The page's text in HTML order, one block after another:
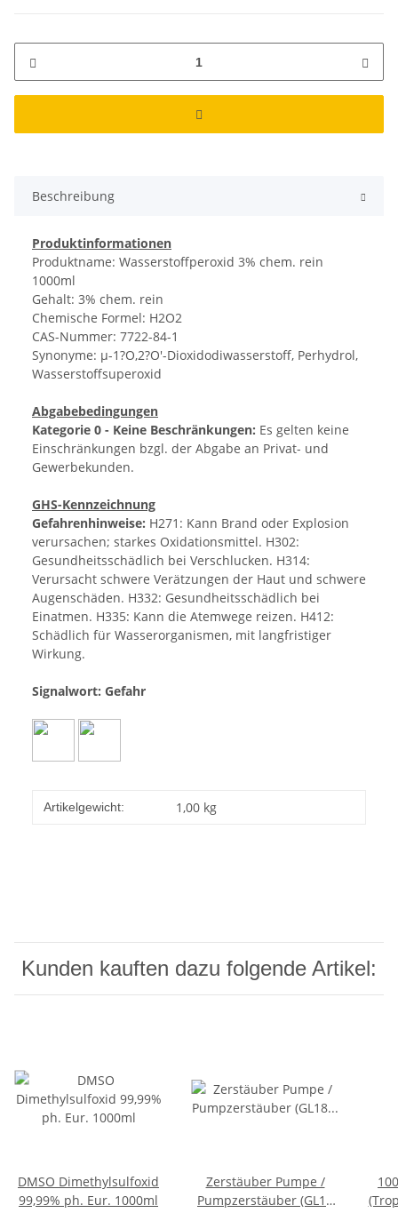
Beschreibung
Produktinformationen
Produktname: Wasserstoffperoxid 3% chem. rein
1000ml
Gehalt: 3% chem. rein
Chemische Formel: H2O2
CAS-Nummer: 7722-84-1
Synonyme: µ-1?O,2?O'-Dioxidodiwasserstoff, Perhydrol,
Wasserstoffsuperoxid
Abgabebedingungen
Kategorie 0 - Keine Beschränkungen: Es gelten keine
Einschränkungen bzgl. der Abgabe an Privat- und
Gewerbekunden.
GHS-Kennzeichnung
Gefahrenhinweise: H271: Kann Brand oder Explosion
verursachen; starkes Oxidationsmittel. H302:
Gesundheitsschädlich bei Verschlucken. H314:
Verursacht schwere Verätzungen der Haut und schwere
Augenschäden. H332: Gesundheitsschädlich bei
Einatmen. H335: Kann die Atemwege reizen. H412:
Schädlich für Wasserorganismen, mit langfristiger
Wirkung.
Signalwort: Gefahr
Artikelgewicht: 1,00 kg
Kunden kauften dazu folgende Artikel:
DMSO Dimethylsulfoxid
99,99% ph. Eur. 1000ml
Zerstäuber Pumpe /
Pumpzerstäuber (GL18